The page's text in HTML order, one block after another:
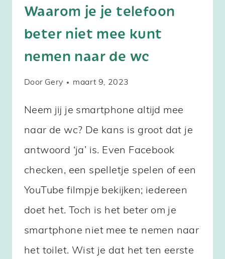
Waarom je je telefoon
beter niet mee kunt
nemen naar de wc
Door Gery maart 9, 2023
Neem jij je smartphone altijd mee
naar de wc? De kans is groot dat je
antwoord ‘ja’ is. Even Facebook
checken, een spelletje spelen of een
YouTube filmpje bekijken; iedereen
doet het. Toch is het beter om je
smartphone niet mee te nemen naar
het toilet. Wist je dat het ten eerste